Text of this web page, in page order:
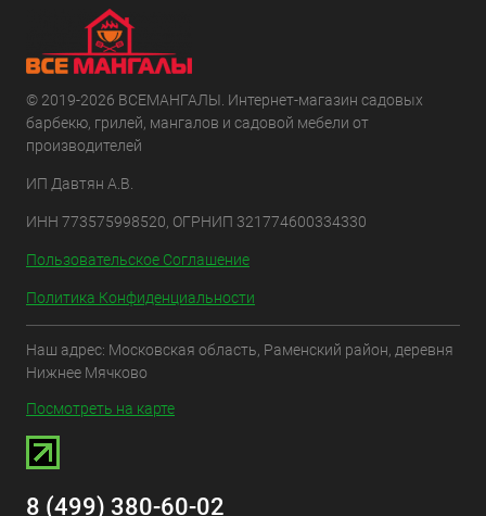
© 2019-2026 ВСЕМАНГАЛЫ. Интернет-магазин садовых
барбекю, грилей, мангалов и садовой мебели от
производителей
ИП Давтян А.В.
ИНН 773575998520, ОГРНИП 321774600334330
Пользовательское Соглашение
Политика Конфиденциальности
Наш адрес: Московская область, Раменский район, деревня
Нижнее Мячково
Посмотреть на карте
8 (499) 380-60-02